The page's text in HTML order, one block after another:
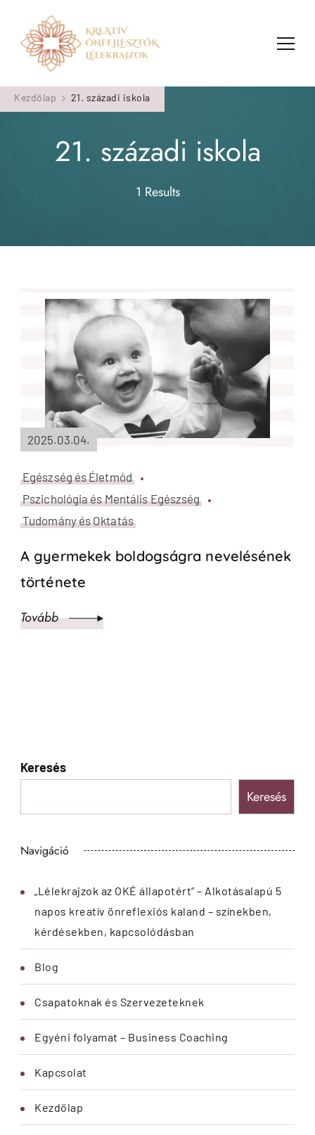
Kreatív Önfejlesztők
Szervezetfejlesztés: Az egyéni önismerettől a vállalati
kultúra fejlesztéséig
Kezdőlap 21. századi iskola
21. századi iskola
1 Results
2025.03.04.
Egészség és Életmód
Pszichológia és Mentális Egészség
Tudomány és Oktatás
A gyermekek boldogságra nevelésének
története
Tovább
Keresés
Keresés
Navigáció
„Lélekrajzok az OKÉ állapotért” – Alkotásalapú 5
napos kreatív önreflexiós kaland – színekben,
kérdésekben, kapcsolódásban
Blog
Csapatoknak és Szervezeteknek
Egyéni folyamat – Business Coaching
Kapcsolat
Kezdőlap